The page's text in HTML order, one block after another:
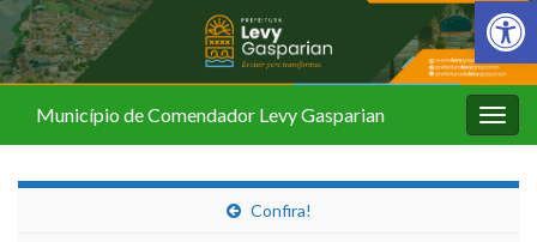
Barra de
Município de Comendador Levy Gasparian
Confira!